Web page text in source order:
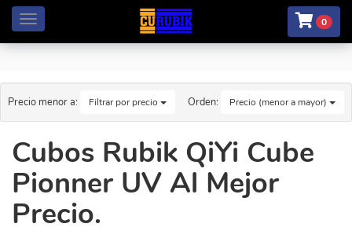
Menú 0
Precio menor a: Filtrar por precio Orden: Precio (menor a mayor)
Cubos Rubik QiYi Cube
Pionner UV Al Mejor
Precio.